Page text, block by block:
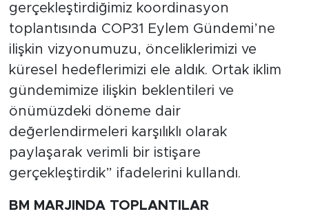
gerçekleştirdiğimiz koordinasyon
toplantısında COP31 Eylem Gündemi’ne
ilişkin vizyonumuzu, önceliklerimizi ve
küresel hedeflerimizi ele aldık. Ortak iklim
gündemimize ilişkin beklentileri ve
önümüzdeki döneme dair
değerlendirmeleri karşılıklı olarak
paylaşarak verimli bir istişare
gerçekleştirdik” ifadelerini kullandı.
BM MARJINDA TOPLANTILAR